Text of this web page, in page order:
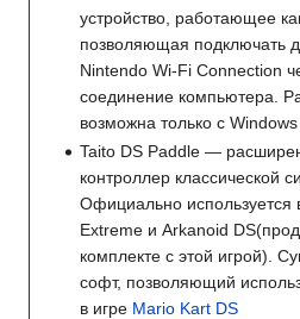
устройство, работающее
позволяющая подключать
Nintendo Wi-Fi Connection
соединение компьютера.
возможна только с
Taito DS Paddle —
контроллер классической
Официально используется
Extreme и Arkanoid
комплекте с этой игрой).
софт, позволяющий
в игре Mario Kart DS